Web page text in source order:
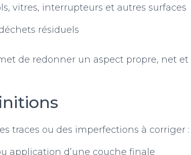
vitres, interrupteurs et autres surfaces
résiduels
de redonner un aspect propre, net
traces ou des imperfections à corriger :
application d’une couche finale